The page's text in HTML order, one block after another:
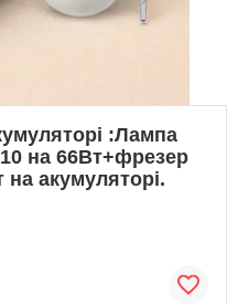
:Лампа
на 66Вт+фрезер
на акумуляторі.